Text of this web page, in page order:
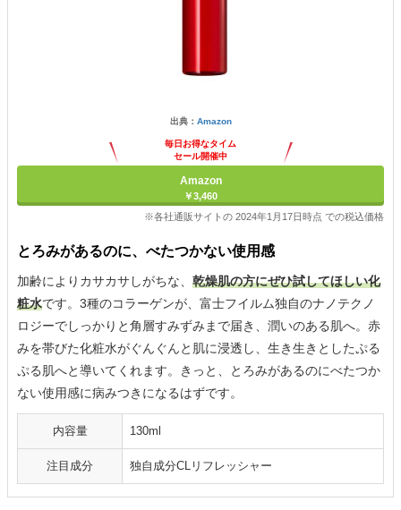
出典： Amazon
毎日お得なタイム
セール開催中
Amazon
￥3,460
※各社通販サイトの 2024年1月17日時点 での税込価格
とろみがあるのに、べたつかない使用感
加齢によりカサカサしがちな、 乾燥肌の方にぜひ試してほしい化
粧水です。3種のコラーゲンが、富士フイルム独自のナノテクノ
ロジーでしっかりと角層すみずみまで届き、潤いのある肌へ。赤
みを帯びた化粧水がぐんぐんと肌に浸透し、生き生きとしたぷる
ぷる肌へと導いてくれます。きっと、とろみがあるのにべたつか
ない使用感に病みつきになるはずです。
内容量 130ml
注目成分 独自成分CLリフレッシャー